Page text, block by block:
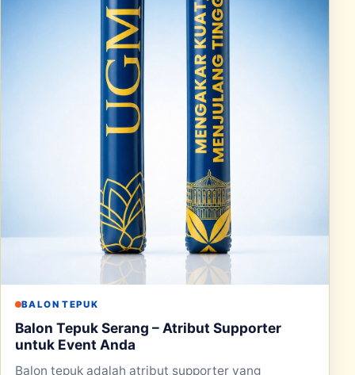
BALON TEPUK
Balon Tepuk Serang – Atribut Supporter
untuk Event Anda
Balon tepuk adalah atribut supporter yang